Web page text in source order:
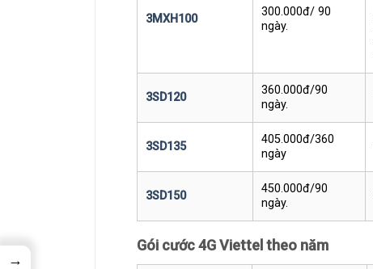
3MXH100
300.000đ/ 90
ngày.
3SD120
360.000đ/90
ngày.
3SD135
405.000đ/360
ngày
3SD150
450.000đ/90
ngày.
Gói cước 4G Viettel theo năm
→